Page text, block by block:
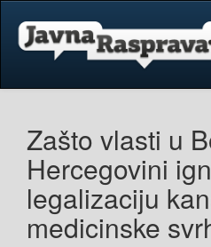
Zašto vlasti u
Hercegovini
legalizaciju
medicinske